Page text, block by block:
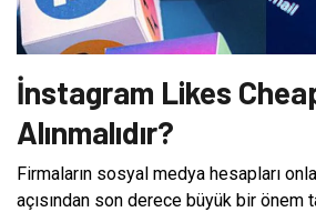
İnstagram Likes
Alınmalıdır?
Firmaların sosyal medya hesapları
açısından son derece büyük bir önem